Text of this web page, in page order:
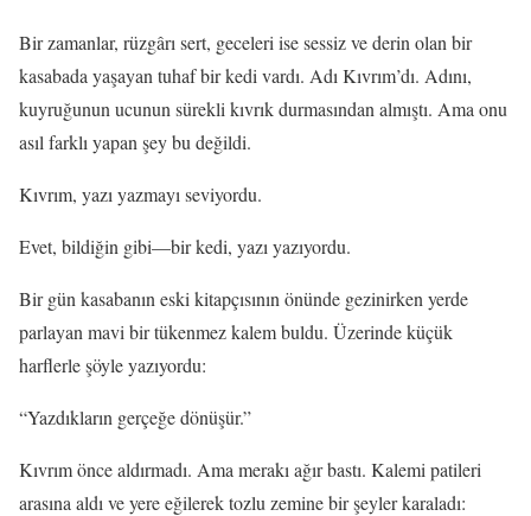
Bir zamanlar, rüzgârı sert, geceleri ise sessiz ve derin olan bir
kasabada yaşayan tuhaf bir kedi vardı. Adı Kıvrım’dı. Adını,
kuyruğunun ucunun sürekli kıvrık durmasından almıştı. Ama onu
asıl farklı yapan şey bu değildi.
Kıvrım, yazı yazmayı seviyordu.
Evet, bildiğin gibi—bir kedi, yazı yazıyordu.
Bir gün kasabanın eski kitapçısının önünde gezinirken yerde
parlayan mavi bir tükenmez kalem buldu. Üzerinde küçük
harflerle şöyle yazıyordu:
“Yazdıkların gerçeğe dönüşür.”
Kıvrım önce aldırmadı. Ama merakı ağır bastı. Kalemi patileri
arasına aldı ve yere eğilerek tozlu zemine bir şeyler karaladı: